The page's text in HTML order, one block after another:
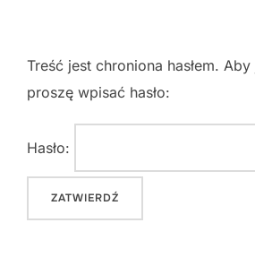
Treść jest chroniona hasłem.
proszę wpisać hasło:
Hasło: